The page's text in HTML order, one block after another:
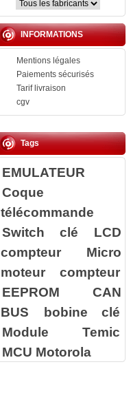
INFORMATIONS
Mentions légales
Paiements sécurisés
Tarif livraison
cgv
Tags
EMULATEUR
Coque
télécommande
Switch clé
LCD
compteur
Micro
moteur compteur
EEPROM
CAN
BUS
bobine clé
Module Temic
MCU Motorola